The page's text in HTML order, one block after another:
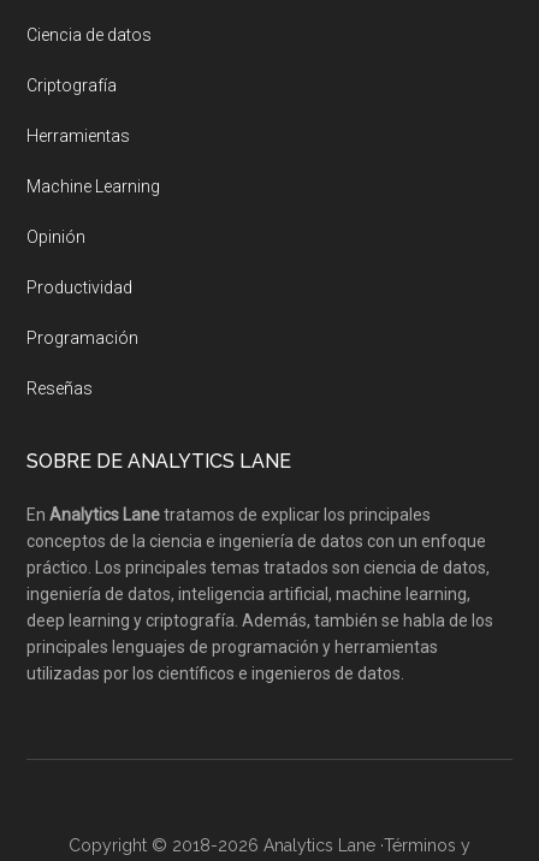
Ciencia de datos
Criptografía
Herramientas
Machine Learning
Opinión
Productividad
Programación
Reseñas
SOBRE DE ANALYTICS LANE
EnAnalytics Lanetratamos de explicar los principales
conceptos de la ciencia e ingeniería de datos con un enfoque
práctico. Los principales temas tratados son ciencia de datos,
ingeniería de datos, inteligencia artificial, machine learning,
deep learning y criptografía. Además, también se habla de los
principales lenguajes de programación y herramientas
utilizadas por los científicos e ingenieros de datos.
Copyright © 2018-2026 Analytics Lane ·Términos y